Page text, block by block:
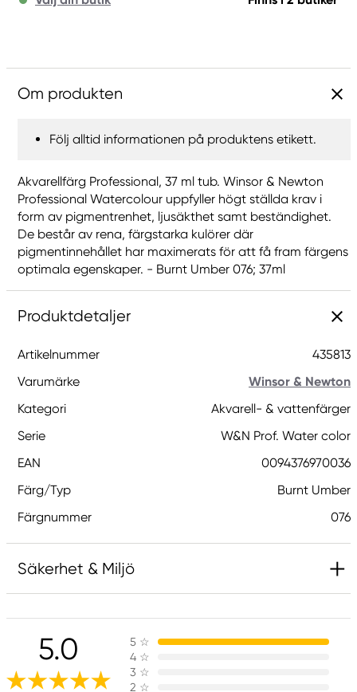
Om produkten
Följ alltid informationen på produktens etikett.
Akvarellfärg Professional, 37 ml tub. Winsor & Newton
Professional Watercolour uppfyller högt ställda krav i
form av pigmentrenhet, ljusäkthet samt beständighet.
De består av rena, färgstarka kulörer där
pigmentinnehållet har maximerats för att få fram färgens
optimala egenskaper. - Burnt Umber 076; 37ml
Produktdetaljer
Artikelnummer
435813
Varumärke
Winsor & Newton
Kategori
Akvarell- & vattenfärger
Serie
W&N Prof. Water color
EAN
0094376970036
Färg/Typ
Burnt Umber
Färgnummer
076
Säkerhet & Miljö
Innehåller 1,2-benzisotiazol-3(2H)-on (biocid). Kan
orsaka en allergisk reaktion.
Innehåller 2-metyl-1,2-bensotiazol-3-(2H)-on;
[MBIT]. Kan orsaka en allergisk reaktion.
5.0 5 ☆
4 ☆
3 ☆
2 ☆